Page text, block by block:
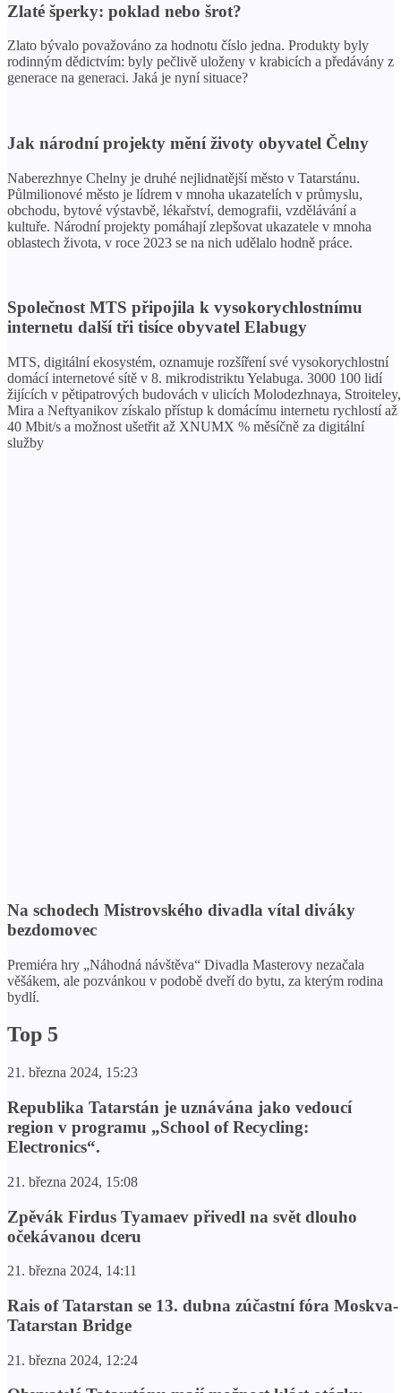
Zlaté šperky: poklad nebo šrot?
Zlato bývalo považováno za hodnotu číslo jedna. Produkty byly
rodinným dědictvím: byly pečlivě uloženy v krabicích a předávány z
generace na generaci. Jaká je nyní situace?
Jak národní projekty mění životy obyvatel Čelny
Naberezhnye Chelny je druhé nejlidnatější město v Tatarstánu.
Půlmilionové město je lídrem v mnoha ukazatelích v průmyslu,
obchodu, bytové výstavbě, lékařství, demografii, vzdělávání a
kultuře. Národní projekty pomáhají zlepšovat ukazatele v mnoha
oblastech života, v roce 2023 se na nich udělalo hodně práce.
Společnost MTS připojila k vysokorychlostnímu
internetu další tři tisíce obyvatel Elabugy
MTS, digitální ekosystém, oznamuje rozšíření své vysokorychlostní
domácí internetové sítě v 8. mikrodistriktu Yelabuga. 3000 100 lidí
žijících v pětipatrových budovách v ulicích Molodezhnaya, Stroiteley,
Mira a Neftyanikov získalo přístup k domácímu internetu rychlostí až
40 Mbit/s a možnost ušetřit až XNUMX % měsíčně za digitální
služby
Na schodech Mistrovského divadla vítal diváky
bezdomovec
Premiéra hry „Náhodná návštěva“ Divadla Masterovy nezačala
věšákem, ale pozvánkou v podobě dveří do bytu, za kterým rodina
bydlí.
Top 5
21. března 2024, 15:23
Republika Tatarstán je uznávána jako vedoucí
region v programu „School of Recycling:
Electronics“.
21. března 2024, 15:08
Zpěvák Firdus Tyamaev přivedl na svět dlouho
očekávanou dceru
21. března 2024, 14:11
Rais of Tatarstan se 13. dubna zúčastní fóra Moskva-
Tatarstan Bridge
21. března 2024, 12:24